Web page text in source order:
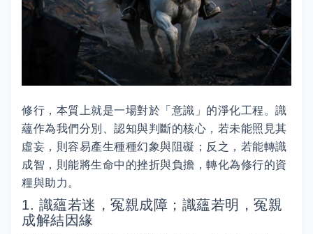
修行，本質上就是一場對於「意識」的淨化工程。識
蘊作為我們分別、認知與判斷的核心，若未能照見其
虛妄，則容易產生種種幻象與阻礙；反之，若能轉識
成智，則能將生命中的挫折與負擔，轉化為修行的資
糧與助力。
1. 識蘊若迷，冤親成障；識蘊若明，冤親
成解結因緣